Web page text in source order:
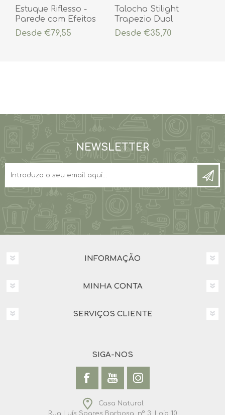
Estuque Riflesso -
Parede com Efeitos
Desde €79,55
Talocha Stilight
Trapezio Dual
Desde €35,70
NEWSLETTER
INFORMAÇÃO
MINHA CONTA
SERVIÇOS CLIENTE
SIGA-NOS
Casa Natural
Rua Luís Soares Barbosa, nº 3, Loja 10